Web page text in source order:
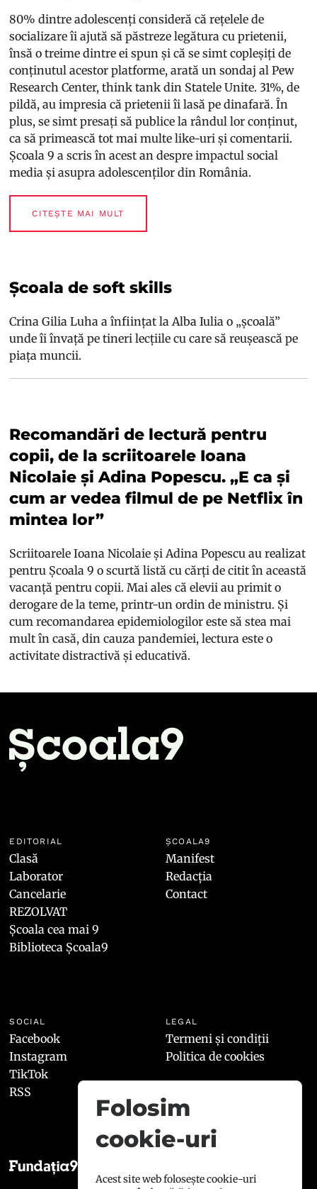
80% dintre adolescenți consideră că rețelele de
socializare îi ajută să păstreze legătura cu prietenii,
însă o treime dintre ei spun și că se simt copleșiți de
conținutul acestor platforme, arată unsondaj al Pew
Research Center, think tank din Statele Unite. 31%, de
pildă, au impresia că prietenii îi lasă pe dinafară. În
plus, se simt presați să publice la rândul lor conținut,
ca să primească tot mai multe like-uri și comentarii.
Școala 9 a scris în acest an despre impactul social
media și asupra adolescenților din România.
CITEȘTE MAI MULT
Școala de soft skills
Crina Gilia Luha a înființat la Alba Iulia o „școală”
unde îi învață pe tineri lecțiile cu care să reușească pe
piața muncii.
Recomandări de lectură pentru
copii, de la scriitoarele Ioana
Nicolaie și Adina Popescu. „E ca și
cum ar vedea filmul de pe Netflix în
mintea lor”
Scriitoarele Ioana Nicolaie și Adina Popescu au realizat
pentru Școala 9 o scurtă listă cu cărți de citit în această
vacanță pentru copii. Mai ales că elevii au primit o
derogare de la teme, printr-un ordin de ministru. Și
cum recomandarea epidemiologilor este să stea mai
mult în casă, din cauza pandemiei, lectura este o
activitate distractivă și educativă.
EDITORIAL
Clasă
Laborator
Cancelarie
REZOLVAT
Școala cea mai 9
Biblioteca Școala9
ȘCOALA9
Manifest
Redacția
Contact
SOCIAL
Facebook
Instagram
TikTok
RSS
LEGAL
Termeni și condiții
Politica de cookies
Folosim
cookie-uri
Acest site web folosește cookie-uri